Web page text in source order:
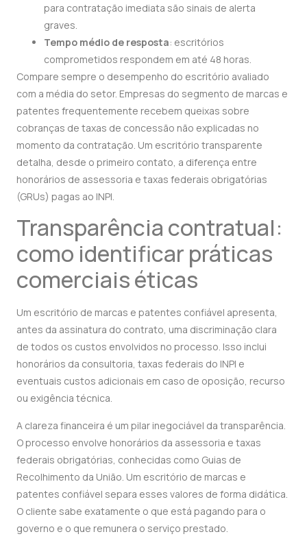
para contratação imediata são sinais de alerta
graves.
Tempo médio de resposta: escritórios
comprometidos respondem em até 48 horas.
Compare sempre o desempenho do escritório avaliado
com a média do setor. Empresas do segmento de marcas e
patentes frequentemente recebem queixas sobre
cobranças de taxas de concessão não explicadas no
momento da contratação. Um escritório transparente
detalha, desde o primeiro contato, a diferença entre
honorários de assessoria e taxas federais obrigatórias
(GRUs) pagas ao INPI.
Transparência contratual:
como identificar práticas
comerciais éticas
Um escritório de marcas e patentes confiável apresenta,
antes da assinatura do contrato, uma discriminação clara
de todos os custos envolvidos no processo. Isso inclui
honorários da consultoria, taxas federais do INPI e
eventuais custos adicionais em caso de oposição, recurso
ou exigência técnica.
A clareza financeira é um pilar inegociável da transparência.
O processo envolve honorários da assessoria e taxas
federais obrigatórias, conhecidas como Guias de
Recolhimento da União. Um escritório de marcas e
patentes confiável separa esses valores de forma didática.
O cliente sabe exatamente o que está pagando para o
governo e o que remunera o serviço prestado.